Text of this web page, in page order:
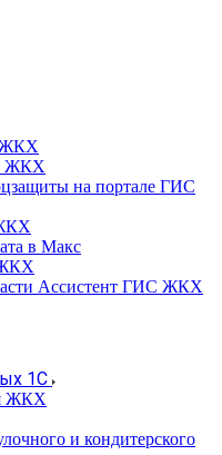
ЖКХ
ЖКХ
на портале ГИС
в Макс
Ассистент ГИС ЖКХ
1С
ЖКХ
и кондитерского